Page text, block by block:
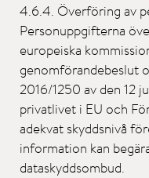
4.6.4. Överföring av
Personuppgifterna
europeiska
genomförandebeslut
2016/1250 av den 12
privatlivet i EU och
adekvat skyddsnivå
information kan
dataskyddsombud.